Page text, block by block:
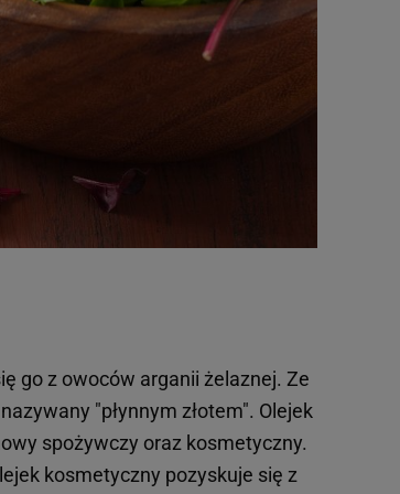
go z owoców arganii żelaznej. Ze
"płynnym złotem". Olejek
spożywczy oraz kosmetyczny.
kosmetyczny pozyskuje się z